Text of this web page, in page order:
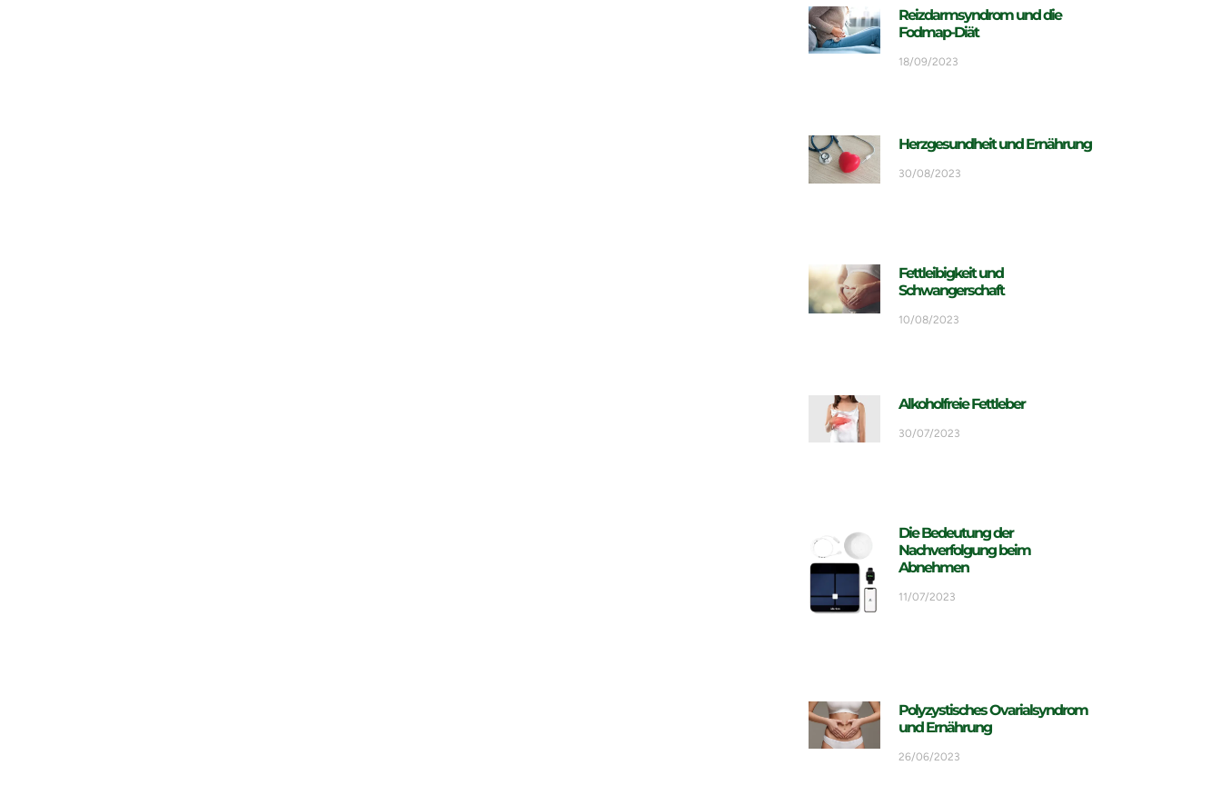
Reizdarmsyndrom und die
Fodmap-Diät
18/09/2023
Herzgesundheit und Ernährung
30/08/2023
Fettleibigkeit und
Schwangerschaft
10/08/2023
Alkoholfreie Fettleber
30/07/2023
Die Bedeutung der
Nachverfolgung beim
Abnehmen
11/07/2023
Polyzystisches Ovarialsyndrom
und Ernährung
26/06/2023